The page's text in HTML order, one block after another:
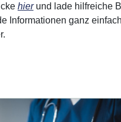
hierund lade hilfreiche
Informationen ganz